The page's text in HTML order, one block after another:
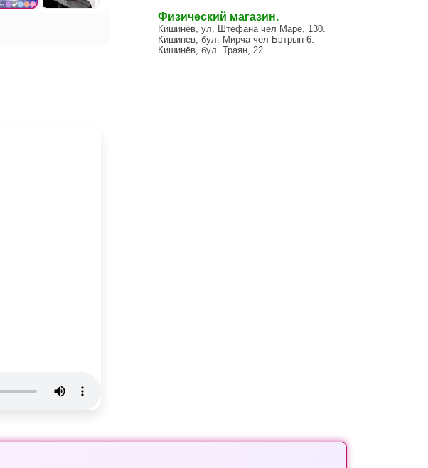
Физический магазин.
Кишинёв, ул. Штефана чел Маре, 130.
Кишинев, бул. Мирча чел Бэтрын 6.
Кишинёв, бул. Траян, 22.